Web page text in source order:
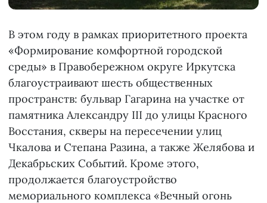
В этом году в рамках приоритетного проекта
«Формирование комфортной городской
среды» в Правобережном округе Иркутска
благоустраивают шесть общественных
пространств: бульвар Гагарина на участке от
памятника Александру III до улицы Красного
Восстания, скверы на пересечении улиц
Чкалова и Степана Разина, а также Желябова и
Декабрьских Событий. Кроме этого,
продолжается благоустройство
мемориального комплекса «Вечный огонь